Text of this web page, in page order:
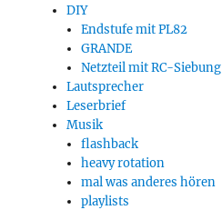
DIY
Endstufe mit PL82
GRANDE
Netzteil mit RC-Siebung
Lautsprecher
Leserbrief
Musik
flashback
heavy rotation
mal was anderes hören
playlists